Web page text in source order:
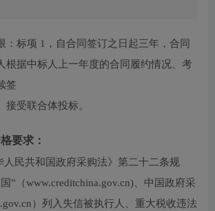
： 标项 1，自合同签订之日起三年，合同
根据中标人上一年度的合同履约情况、考
签
接受联合体投标。
要求：
人民共和国政府采购法》第二十二条规
”（www.creditchina.gov.cn)、中国政府采
）列入失信被执行人、重大税收违法